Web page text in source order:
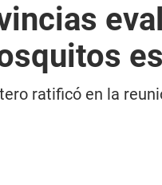
ratificó en la